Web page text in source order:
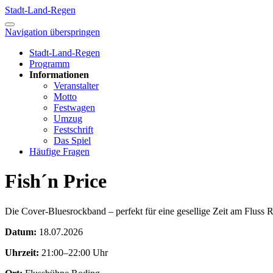
Stadt-Land-Regen
Navigation überspringen
Stadt-Land-Regen
Programm
Informationen
Veranstalter
Motto
Festwagen
Umzug
Festschrift
Das Spiel
Häufige Fragen
Fish´n Price
Die Cover-Bluesrockband – perfekt für eine gesellige Zeit am Fluss
Datum: 18.07.2026
Uhrzeit: 21:00–22:00 Uhr